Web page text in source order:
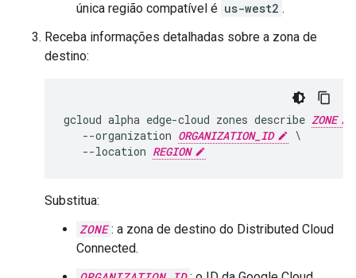
única região compatível é us-west2 .
Receba informações detalhadas sobre a zona de
destino:
gcloud alpha edge-cloud zones describe ZONE
   --organization
ORGANIZATION_ID
\
   --location
REGION
Substitua:
ZONE : a zona de destino do Distributed Cloud
Connected.